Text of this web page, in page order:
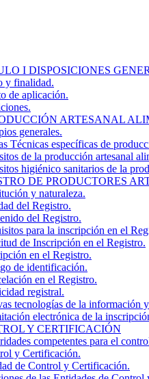
I DISPOSICIONES
y finalidad.
de aplicación.
ARTESANAL
generales.
Técnicas específicas de
de la producción artesanal
higiénico sanitarios de la
DE PRODUCTORES
y naturaleza.
del Registro.
del Registro.
para la inscripción en el
de Inscripción en el Registro.
en el Registro.
de identificación.
en el Registro.
registral.
tecnologías de la información
electrónica de la
Y CERTIFICACIÓN
competentes para el
y Certificación.
de Control y Certificación.